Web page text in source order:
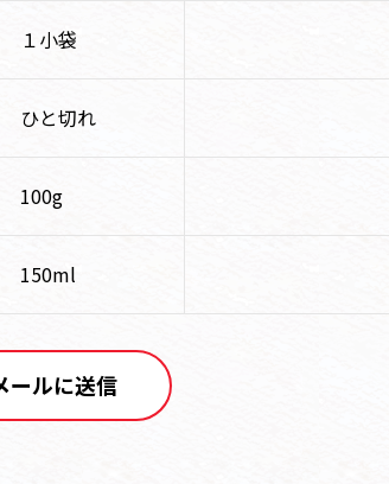
１小袋
ひと切れ
100g
150ml
ールに送信